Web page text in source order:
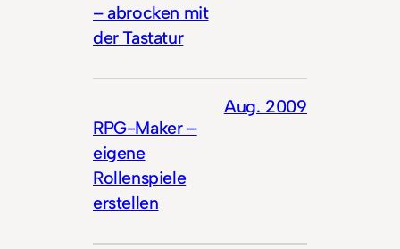
– abrocken mit
der Tastatur
RPG-Maker –
eigene
Rollenspiele
erstellen
Aug. 2009